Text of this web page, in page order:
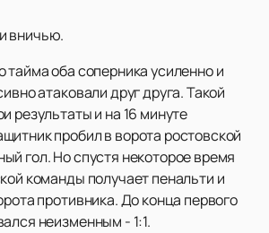
вничью.
тайма оба соперника усиленно и
атаковали друг друга. Такой
результаты и на 16 минуте
пробил в ворота ростовской
гол. Но спустя некоторое время
команды получает пенальти и
противника. До конца первого
неизменным - 1:1.